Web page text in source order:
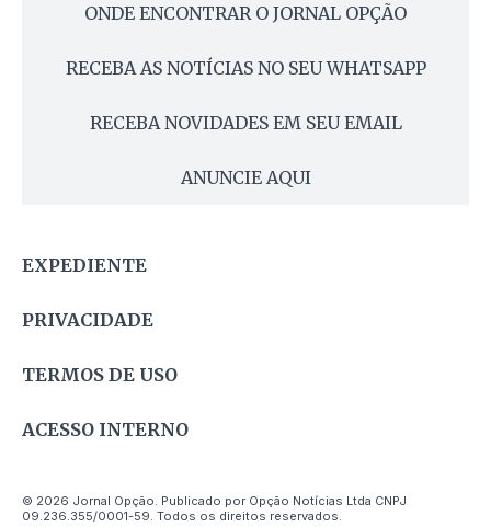
ONDE ENCONTRAR O JORNAL OPÇÃO
RECEBA AS NOTÍCIAS NO SEU WHATSAPP
RECEBA NOVIDADES EM SEU EMAIL
ANUNCIE AQUI
EXPEDIENTE
PRIVACIDADE
TERMOS DE USO
ACESSO INTERNO
© 2026 Jornal Opção. Publicado por Opção Notícias Ltda CNPJ
09.236.355/0001-59. Todos os direitos reservados.